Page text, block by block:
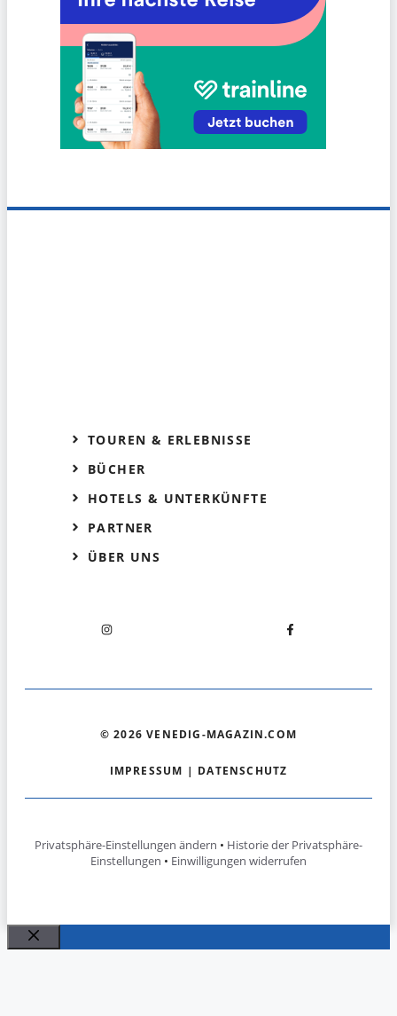
TOUREN & ERLEBNISSE
BÜCHER
HOTELS & UNTERKÜNFTE
PARTNER
ÜBER UNS
© 2026 VENEDIG-MAGAZIN.COM
IMPRESSUM | DATENSCHUTZ
Privatsphäre-Einstellungen ändern • Historie der Privatsphäre-
Einstellungen • Einwilligungen widerrufen
Schließen